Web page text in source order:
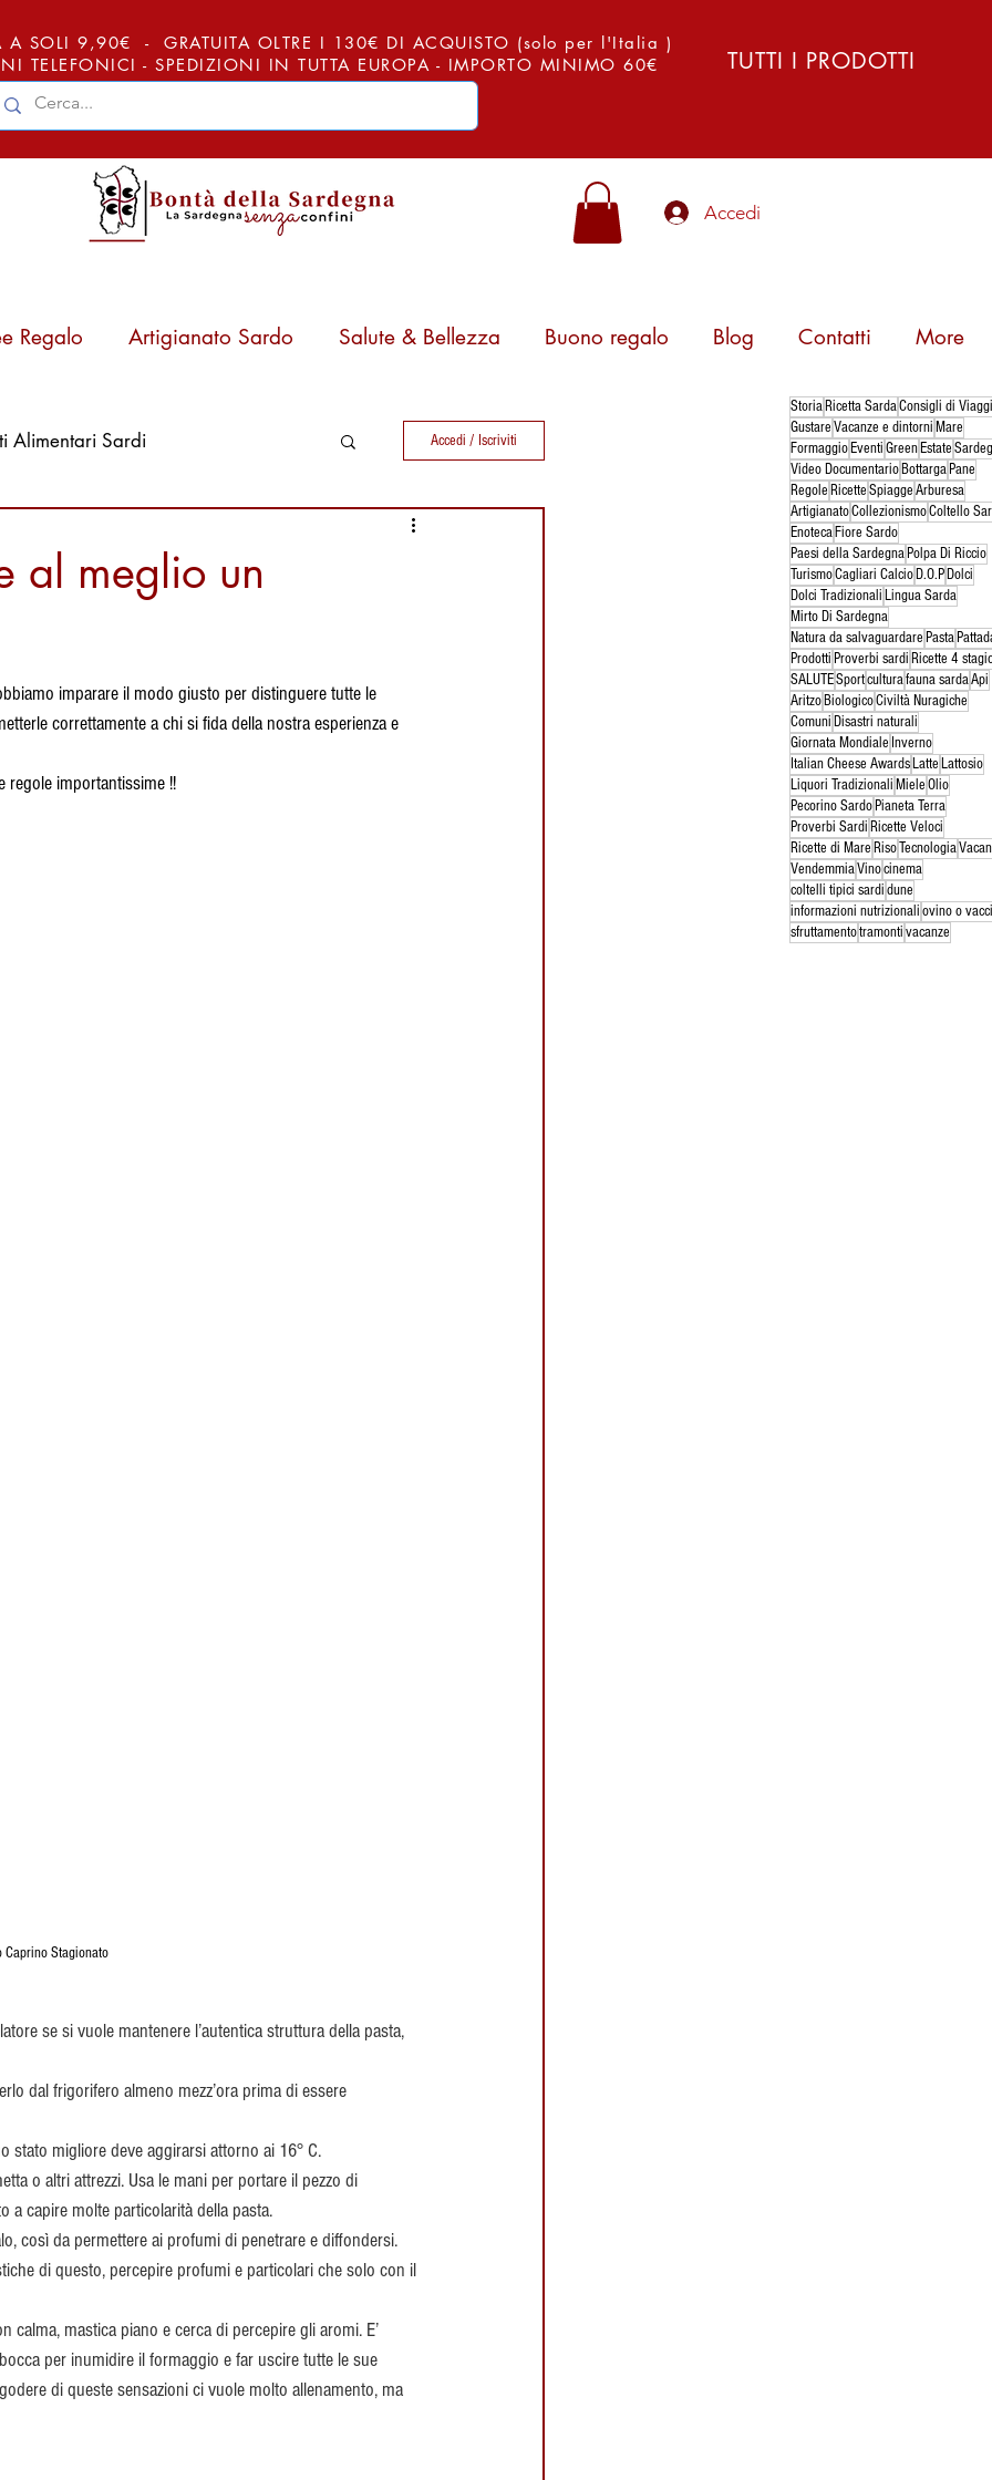
A SOLI 9,90€ - GRATUITA OLTRE I 130€ DI ACQUISTO (solo per l'Italia )
TELEFONICI - SPEDIZIONI IN TUTTA EUROPA - IMPORTO MINIMO 60€
TUTTI I PRODOTTI
Accedi
Regalo Artigianato Sardo Salute & Bellezza Buono regalo Blog Contatti More
Alimentari Sardi
Calcio Documentari
tradizioni
Accedi / Iscriviti
al meglio un
imparare il modo giusto per distinguere tutte le
correttamente a chi si fida della nostra esperienza e
regole importantissime !!
Caprino Stagionato
se si vuole mantenere l’autentica struttura della pasta,
dal frigorifero almeno mezz’ora prima di essere
stato migliore deve aggirarsi attorno ai 16° C.
o altri attrezzi. Usa le mani per portare il pezzo di
a capire molte particolarità della pasta.
così da permettere ai profumi di penetrare e diffondersi.
di questo, percepire profumi e particolari che solo con il
mastica piano e cerca di percepire gli aromi. E’
per inumidire il formaggio e far uscire tutte le sue
di queste sensazioni ci vuole molto allenamento, ma
StoriaRicetta SardaConsigli di
GustareVacanze e dintorni Mare
Formaggio EventiGreen Estate
Video DocumentarioBottarga Pane
Regole RicetteSpiaggeArburesa
ArtigianatoCollezionismoColtello
EnotecaFiore Sardo
Paesi della Sardegna Polpa Di Riccio
TurismoCagliari Calcio D.O.P Dolci
Dolci Tradizionali Lingua Sarda
Mirto Di Sardegna
Natura da salvaguardare Pasta
Prodotti Proverbi sardi Ricette 4
SALUTESportculturafauna sardaApi
AritzoBiologicoCiviltà Nuragiche
Comuni Disastri naturali
Giornata Mondiale Inverno
Italian Cheese Awards Latte Lattosio
Liquori Tradizionali MieleOlio
Pecorino Sardo Pianeta Terra
Proverbi Sardi Ricette Veloci
Ricette di Mare RisoTecnologia
VendemmiaVinocinema
coltelli tipici sardidune
informazioni nutrizionaliovino o
sfruttamentotramontivacanze